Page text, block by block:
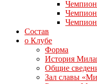
Состав
о Клубе
Форма
История
Общие
Зал славы